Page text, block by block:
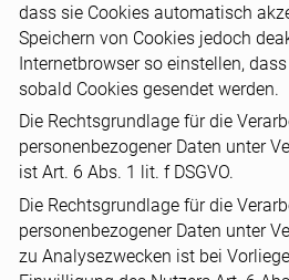
dass sie Cookies automatisch
Speichern von Cookies jedoch
Internetbrowser so einstellen,
sobald Cookies gesendet werden.
Die Rechtsgrundlage für die
personenbezogener Daten unter
ist Art. 6 Abs. 1 lit. f DSGVO.
Die Rechtsgrundlage für die
personenbezogener Daten unter
zu Analysezwecken ist bei